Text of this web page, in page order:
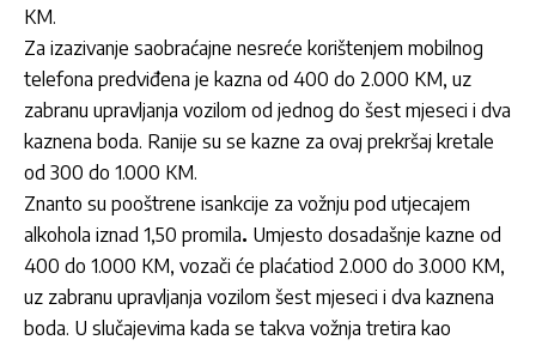
KM.
Za izazivanje saobraćajne nesreće korištenjem mobilnog
telefona predviđena je kazna od 400 do 2.000 KM, uz
zabranu upravljanja vozilom od jednog do šest mjeseci i dva
kaznena boda. Ranije su se kazne za ovaj prekršaj kretale
od 300 do 1.000 KM.
Znanto su pooštrene isankcije za vožnju pod utjecajem
alkohola iznad 1,50 promila. Umjesto dosadašnje kazne od
400 do 1.000 KM, vozači će plaćatiod 2.000 do 3.000 KM,
uz zabranu upravljanja vozilom šest mjeseci i dva kaznena
boda. U slučajevima kada se takva vožnja tretira kao